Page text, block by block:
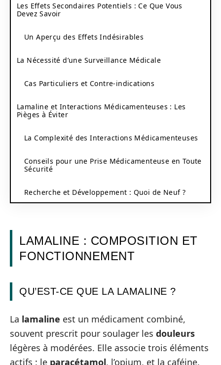
Les Effets Secondaires Potentiels : Ce Que Vous
Devez Savoir
Un Aperçu des Effets Indésirables
La Nécessité d’une Surveillance Médicale
Cas Particuliers et Contre-indications
Lamaline et Interactions Médicamenteuses : Les
Pièges à Éviter
La Complexité des Interactions Médicamenteuses
Conseils pour une Prise Médicamenteuse en Toute
Sécurité
Recherche et Développement : Quoi de Neuf ?
LAMALINE : COMPOSITION ET
FONCTIONNEMENT
QU’EST-CE QUE LA LAMALINE ?
La lamaline est un médicament combiné,
souvent prescrit pour soulager les douleurs
légères à modérées. Elle associe trois éléments
actifs : le paracétamol, l’opium, et la caféine.